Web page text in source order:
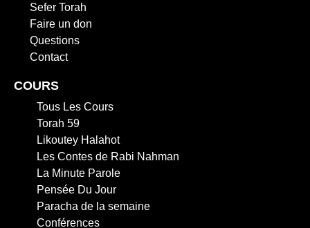
Sefer Torah
Faire un don
Questions
Contact
COURS
Tous Les Cours
Torah 59
Likoutey Halahot
Les Contes de Rabi Nahman
La Minute Parole
Pensée Du Jour
Paracha de la semaine
Conférences